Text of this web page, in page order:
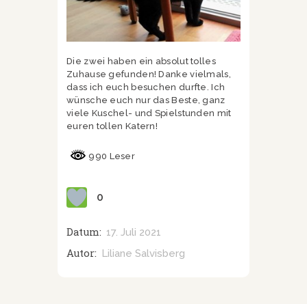
Die zwei haben ein absolut tolles
Zuhause gefunden! Danke vielmals,
dass ich euch besuchen durfte. Ich
wünsche euch nur das Beste, ganz
viele Kuschel- und Spielstunden mit
euren tollen Katern!
990 Leser
0
Datum: 17. Juli 2021
Autor: Liliane Salvisberg